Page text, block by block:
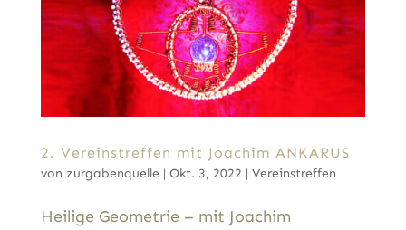
2. Vereinstreffen mit Joachim ANKARUS
von zurgabenquelle | Okt. 3, 2022 | Vereinstreffen
Heilige Geometrie – mit Joachim